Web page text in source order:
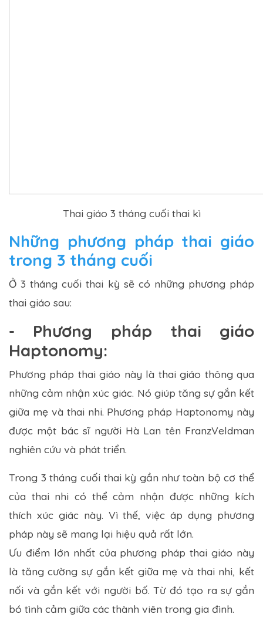
Thai giáo 3 tháng cuối thai kì
Những phương pháp thai giáo
trong 3 tháng cuối
Ở 3 tháng cuối thai kỳ sẽ có những phương pháp
thai giáo sau:
- Phương pháp thai giáo
Haptonomy:
Phương pháp thai giáo này là thai giáo thông qua
những cảm nhận xúc giác. Nó giúp tăng sự gắn kết
giữa mẹ và thai nhi. Phương pháp Haptonomy này
được một bác sĩ người Hà Lan tên FranzVeldman
nghiên cứu và phát triển.
Trong 3 tháng cuối thai kỳ gần như toàn bộ cơ thể
của thai nhi có thể cảm nhận được những kích
thích xúc giác này. Vì thế, việc áp dụng phương
pháp này sẽ mang lại hiệu quả rất lớn.
Ưu điểm lớn nhất của phương pháp thai giáo này
là tăng cường sự gắn kết giữa mẹ và thai nhi, kết
nối và gắn kết với người bố. Từ đó tạo ra sự gắn
bó tình cảm giữa các thành viên trong gia đình.